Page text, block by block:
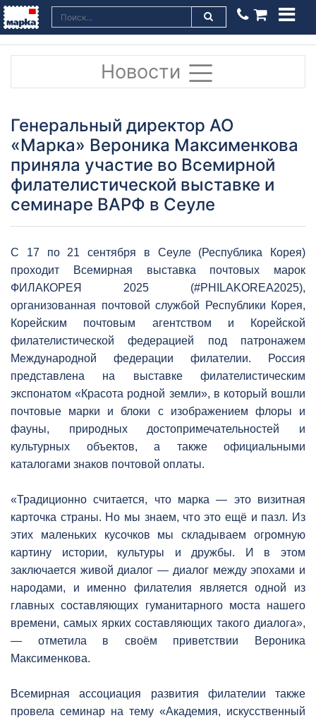
Новости
Генеральный директор АО
«Марка» Вероника Максименкова
приняла участие во Всемирной
филателистической выставке и
семинаре ВАРФ в Сеуле
С 17 по 21 сентября в Сеуле (Республика Корея)
проходит Всемирная выставка почтовых марок
ФИЛАКОРЕЯ 2025 (#PHILAKOREA2025),
организованная почтовой службой Республики Корея,
Корейским почтовым агентством и Корейской
филателистической федерацией под патронажем
Международной федерации филателии. Россия
представлена на выставке филателистическим
экспонатом «Красота родной земли», в который вошли
почтовые марки и блоки с изображением флоры и
фауны, природных достопримечательностей и
культурных объектов, а также официальными
каталогами знаков почтовой оплаты.
«Традиционно считается, что марка — это визитная
карточка страны. Но мы знаем, что это ещё и пазл. Из
этих маленьких кусочков мы складываем огромную
картину истории, культуры и дружбы. И в этом
заключается живой диалог — диалог между эпохами и
народами, и именно филателия является одной из
главных составляющих гуманитарного моста нашего
времени, самых ярких составляющих такого диалога»,
— отметила в своём приветствии Вероника
Максименкова.
Всемирная ассоциация развития филателии также
провела семинар на тему «Академия, искусственный